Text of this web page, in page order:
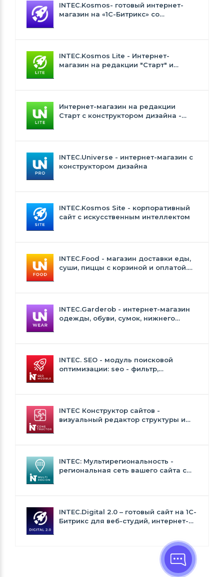
INTEC.Kosmos- готовый интернет-
магазин на «1С-Битрикс» со
INTEC.Kosmos Lite - Интернет-
магазин на редакции "Старт" и
Интернет-магазин на редакции
Старт с конструктором дизайна -
INTEC.Universe - интернет-магазин с
конструктором дизайна
INTEC.Kosmos Site - корпоративный
сайт с искусственным интеллектом
INTEC.Food - магазин доставки еды,
суши, пиццы с корзиной и оплатой.
INTEC.Garderob - интернет-магазин
одежды, обуви, сумок, нижнего
INTEC. SEO - модуль поисковой
оптимизации: seo - фильтр,
INTEC Конструктор сайтов -
визуальный редактор структуры и
INTEC: Мультирегиональность -
региональная сеть вашего сайта с
INTEC.Digital 2.0 – готовый сайт на 1C-
Битрикс для веб-студий, интернет-